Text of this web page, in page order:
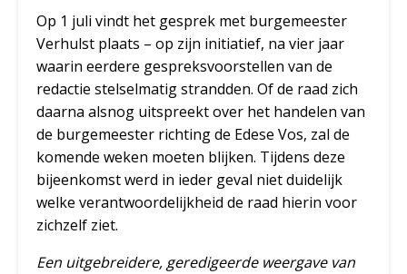
Op 1 juli vindt het gesprek met burgemeester
Verhulst plaats – op zijn initiatief, na vier jaar
waarin eerdere gespreksvoorstellen van de
redactie stelselmatig strandden. Of de raad zich
daarna alsnog uitspreekt over het handelen van
de burgemeester richting de Edese Vos, zal de
komende weken moeten blijken. Tijdens deze
bijeenkomst werd in ieder geval niet duidelijk
welke verantwoordelijkheid de raad hierin voor
zichzelf ziet.
Een uitgebreidere, geredigeerde weergave van